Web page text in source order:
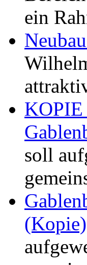
ein
KOPIE
soll
(Kopie)